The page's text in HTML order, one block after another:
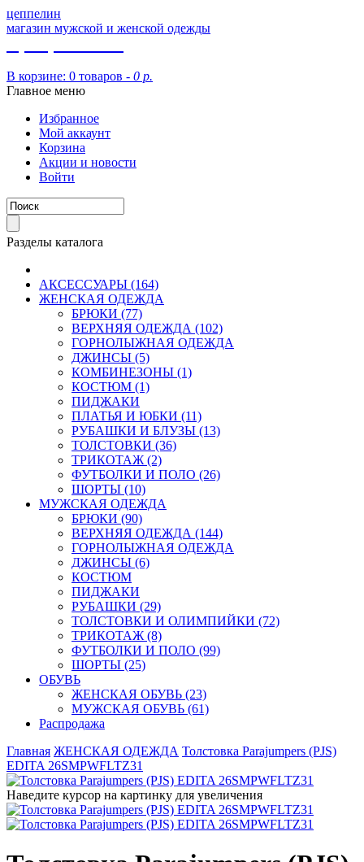
цеппелин
магазин мужской и женской одежды
В корзине: 0 товаров - 0 р.
Главное меню
Избранное
Мой аккаунт
Корзина
Акции и новости
Войти
Разделы каталога
АКСЕССУАРЫ (164)
ЖЕНСКАЯ ОДЕЖДА
БРЮКИ (77)
ВЕРХНЯЯ ОДЕЖДА (102)
ГОРНОЛЫЖНАЯ ОДЕЖДА
ДЖИНСЫ (5)
КОМБИНЕЗОНЫ (1)
КОСТЮМ (1)
ПИДЖАКИ
ПЛАТЬЯ И ЮБКИ (11)
РУБАШКИ И БЛУЗЫ (13)
ТОЛСТОВКИ (36)
ТРИКОТАЖ (2)
ФУТБОЛКИ И ПОЛО (26)
ШОРТЫ (10)
МУЖСКАЯ ОДЕЖДА
БРЮКИ (90)
ВЕРХНЯЯ ОДЕЖДА (144)
ГОРНОЛЫЖНАЯ ОДЕЖДА
ДЖИНСЫ (6)
КОСТЮМ
ПИДЖАКИ
РУБАШКИ (29)
ТОЛСТОВКИ И ОЛИМПИЙКИ (72)
ТРИКОТАЖ (8)
ФУТБОЛКИ И ПОЛО (99)
ШОРТЫ (25)
ОБУВЬ
ЖЕНСКАЯ ОБУВЬ (23)
МУЖСКАЯ ОБУВЬ (61)
Распродажа
Главная ЖЕНСКАЯ ОДЕЖДА Толстовка Parajumpers (PJS)
EDITA 26SMPWFLTZ31
Наведите курсор на картинку для увеличения